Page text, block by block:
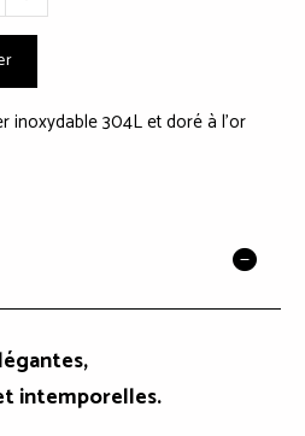
inoxydable 304L et doré à l'or
intemporelles.